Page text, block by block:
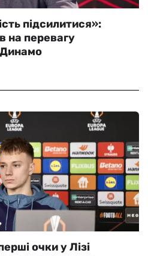
підсилитися»:
на перевагу
очки у Лізі